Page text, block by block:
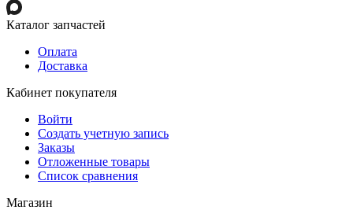
Каталог запчастей
Оплата
Доставка
Кабинет покупателя
Войти
Создать учетную запись
Заказы
Отложенные товары
Список сравнения
Магазин